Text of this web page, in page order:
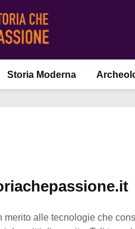
Storia Moderna
alle tecnologie che